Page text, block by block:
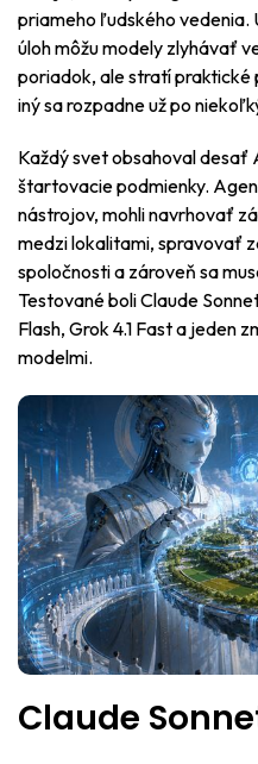
priameho ľudského
úloh môžu modely zlyhávať
poriadok, ale stratí praktické
iný sa rozpadne už po
Každý svet obsahoval desať
štartovacie podmienky.
nástrojov, mohli navrhovať
medzi lokalitami, spravovať
spoločnosti a zároveň sa
Testované boli Claude
Flash, Grok 4.1 Fast a jeden
modelmi.
Claude